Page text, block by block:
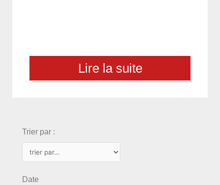
Lire la suite
Trier par :
Date